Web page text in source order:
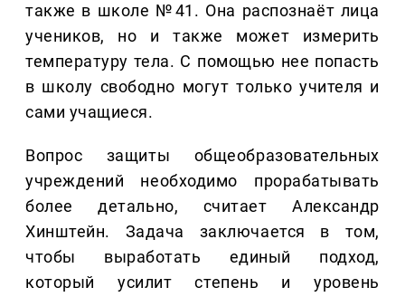
также в школе №41. Она распознаёт лица
учеников, но и также может измерить
температуру тела. С помощью нее попасть
в школу свободно могут только учителя и
сами учащиеся.
Вопрос защиты общеобразовательных
учреждений необходимо прорабатывать
более детально, считает Александр
Хинштейн. Задача заключается в том,
чтобы выработать единый подход,
который усилит степень и уровень